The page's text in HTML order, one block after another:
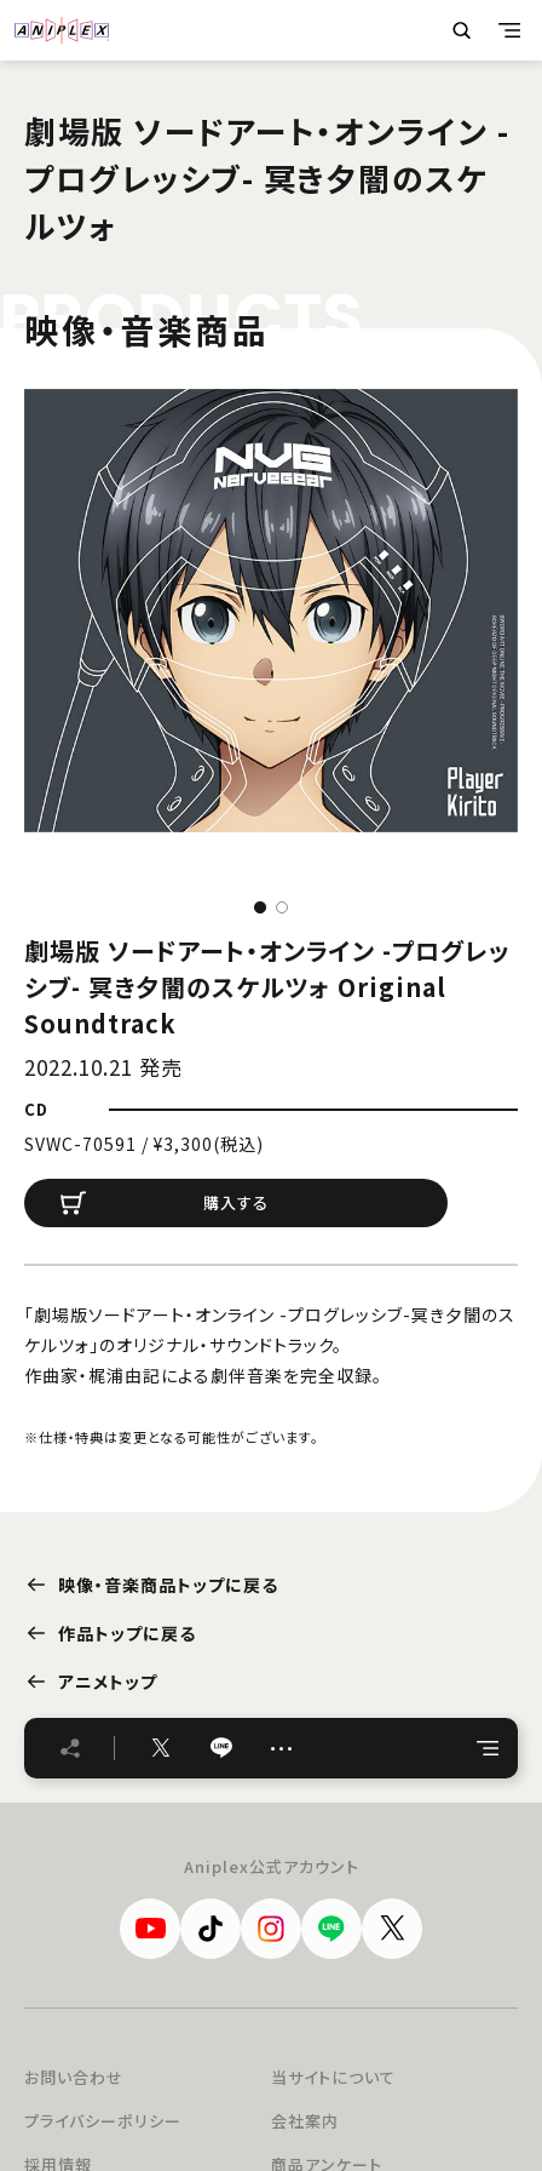
劇場版 ソードアート・オンライン -
プログレッシブ- 冥き夕闇のスケ
ルツォ
PRODUC
映像・音楽商品
劇場版 ソードアート・オンライン -プログレッ
シブ- 冥き夕闇のスケルツォ Original
Soundtrack
2022.10.21 発売
CD
SVWC-70591 / ¥3,300(税込)
購入する
「劇場版ソードアート・オンライン -プログレッシブ-冥き夕闇のス
ケルツォ」のオリジナル・サウンドトラック。
作曲家・梶浦由記による劇伴音楽を完全収録。
※仕様・特典は変更となる可能性がございます。
映像・音楽商品トップに戻る
作品トップに戻る
アニメトップ
…
Aniplex公式アカウント
お問い合わせ
当サイトについて
プライバシーポリシー
会社案内
採用情報
商品アンケート